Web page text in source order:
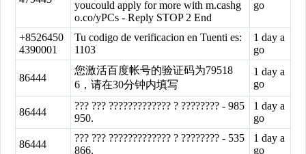
youcould apply for more with m.cashg
o.co/yPCs - Reply STOP 2 End
go
+8526450
4390001
Tu codigo de verificacion en Tuenti es:
1103
1 day a
go
86444
您激活百度帐号的验证码为79518
6，请在30分钟内填写
1 day a
go
86444
??? ??? ????????????? ? ???????? - 985
950.
1 day a
go
86444
??? ??? ????????????? ? ???????? - 535
866.
1 day a
go